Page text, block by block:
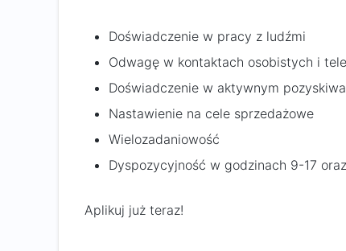
Doświadczenie w pracy z ludźmi
Odwagę w kontaktach osobistych i
Doświadczenie w aktywnym
Nastawienie na cele sprzedażowe
Wielozadaniowość
Dyspozycyjność w godzinach 9-17
Aplikuj już teraz!